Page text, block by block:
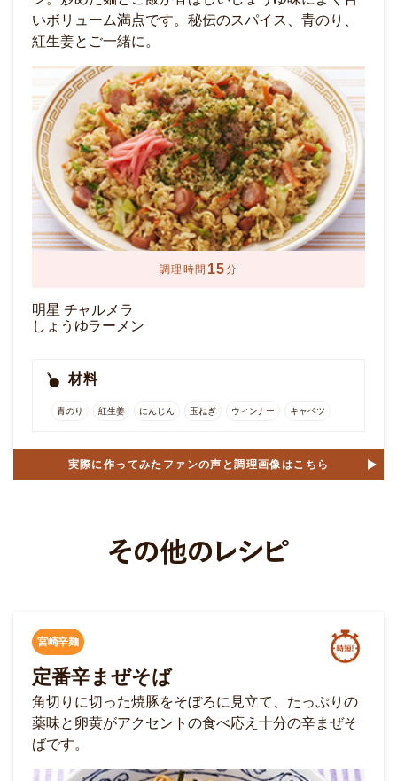
いボリューム満点です。秘伝のスパイス、青のり、
紅生姜とご一緒に。
調理時間 15分
明星 チャルメラ
しょうゆラーメン
材料
青のり 紅生姜 にんじん 玉ねぎ ウィンナー キャベツ
実際に作ってみたファンの声と調理画像はこちら
宮崎辛麺
定番辛まぜそば
角切りに切った焼豚をそぼろに見立て、たっぷりの
薬味と卵黄がアクセントの食べ応え十分の辛まぜそ
ばです。